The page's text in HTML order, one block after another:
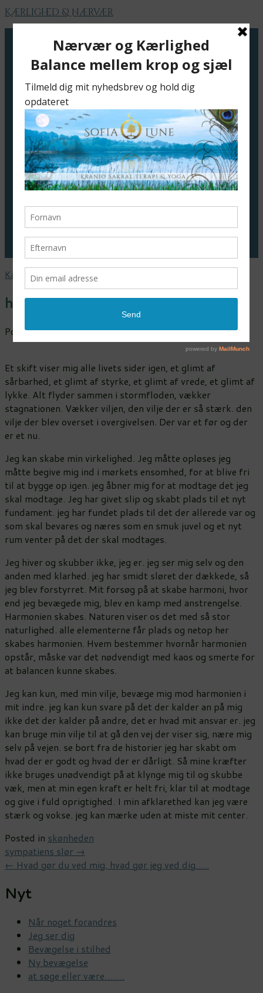
Kærlighed & nærvær
Jeg tilbyder
Bøger
Soulflow
Sofias Art
Meditation – Guiding
Fjernhealing
Foredrag
Meditation
Meditationsaften
Daglig meditation
Blog
Cirkel
Kontakt
Priser
Kærlighed & nærvær>
harmonien
Posted onaugust 15, 2018byChahlottesofia
Et skift viser mig alle livets sider igen, et glimt af
sårbarhed, et glimt af styrke, et glimt af vrede, et glimt af
lykke. Alt flyder sammen i stormfloden, vækker
stagnationen. Vækker viljen, den vilje der er så stærk. den
vilje der blev overset i overgivelsen. Der var et før og der
er et nu.
Jeg kan skabe min virkelighed. Jeg måtte opløses jeg
måtte begive mig ind i mørkets ensomhed, for at blive fri
til at bygge op igen. jeg åbner mig for at modtage det jeg
skal modtage. Jeg har givet slip og skabt plads til et nyt
fundament. jeg har fundet plads til det der allerede var og
som skal bevares og næres som en smuk juvel og et nyt
rum venter på det der skal modtages.
Jeg hiver og skubber ikke, jeg er. jeg ser mig selv og den
anden med klarhed. jeg har smidt sløret der dækkede, så
jeg blev forstyrret. Mit forsøg på at skabe harmoni, hvor
end jeg bevægede mig, blev en kamp med anstrengelse.
Harmonien skabes. Naturen viser os det med så stor
naturlighed. alle elementerne får plads og netop her
skabes harmonien. Hvem bestemmer hvornår harmonien
opstår, måske var det nødvendigt med kaos og smerte for
at balancen kunne skabes.
Jeg kan kun, med min vilje, bevæge mig mod harmonien i
mit indre. jeg kan kun svare på det der kalder an på mig
ikke det der kalder på andre, det er hvad mit ansvar er. jeg
kan bruge min vilje til at gå den vej der viser sig, nære mig
selv på vejen. se bort fra de historier jeg har skabt om
hvad der er godt og hvad der er dårligt. Så mine kræfter
ikke bruges unødvendigt på at klynge mig til og skubbe
væk, men at min egen kraft er helt fri, klar til at modtage
og give i fuld oprigtighed. I min afklarethed kan jeg være
stærk og vokse. jeg kan mærke uden at miste mit center.
Posted in skønheden
Post
navigation
sympatiens slør →
← Hvad gør du ved mig, hvad gør jeg ved dig…..
Nyt
Når noget forandres
Jeg ser dig
Bevægelse i stilhed
Ny bevægelse
at søge eller være…….